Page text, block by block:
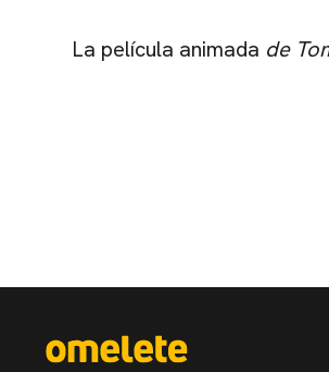
La película animada de